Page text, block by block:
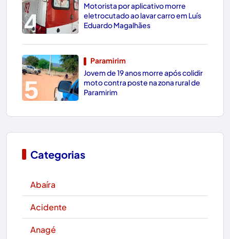
4
Motorista por aplicativo morre
eletrocutado ao lavar carro em Luís
Eduardo Magalhães
5
Paramirim
Jovem de 19 anos morre após colidir
moto contra poste na zona rural de
Paramirim
Categorias
Abaíra
Acidente
Anagé